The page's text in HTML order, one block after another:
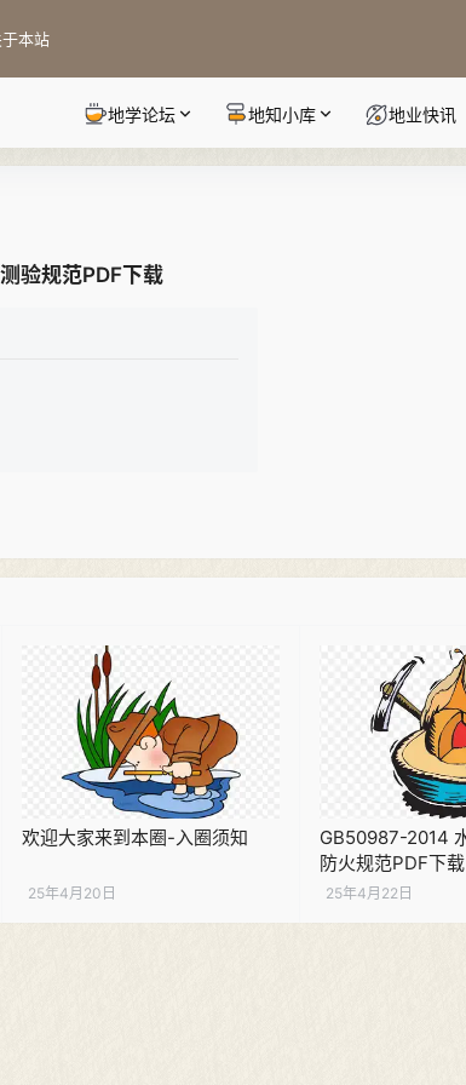
于本站
地学论坛 地知小库 地业快讯
验规范PDF下载
欢迎大家来到本圈-入圈须知
25年4月20日
GB50987-2014
防火规范PDF下载
25年4月22日